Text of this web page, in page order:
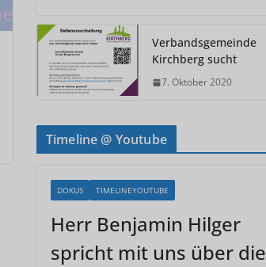
Verbandsgemeinde
Kirchberg sucht
7. Oktober 2020
Timeline @ Youtube
DOKUS TIMELINEYOUTUBE
Herr Benjamin Hilger
spricht mit uns über die